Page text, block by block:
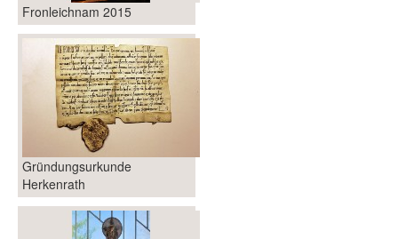
Fronleichnam 2015
Gründungsurkunde
Herkenrath